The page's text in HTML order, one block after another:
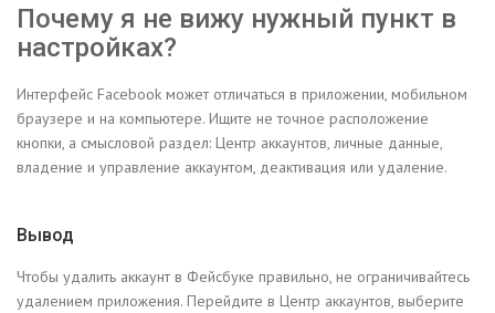
Почему я не вижу нужный пункт в
настройках?
Интерфейс Facebook может отличаться в приложении, мобильном
браузере и на компьютере. Ищите не точное расположение
кнопки, а смысловой раздел: Центр аккаунтов, личные данные,
владение и управление аккаунтом, деактивация или удаление.
Вывод
Чтобы удалить аккаунт в Фейсбуке правильно, не ограничивайтесь
удалением приложения. Перейдите в Центр аккаунтов, выберите